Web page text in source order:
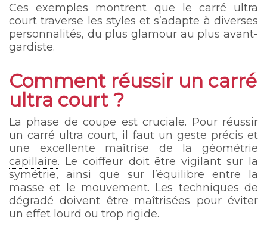
Ces exemples montrent que le carré ultra
court traverse les styles et s’adapte à diverses
personnalités, du plus glamour au plus avant-
gardiste.
Comment réussir un carré
ultra court ?
La phase de coupe est cruciale. Pour réussir
un carré ultra court, il faut un geste précis et
une excellente maîtrise de la géométrie
capillaire. Le coiffeur doit être vigilant sur la
symétrie, ainsi que sur l’équilibre entre la
masse et le mouvement. Les techniques de
dégradé doivent être maîtrisées pour éviter
un effet lourd ou trop rigide.